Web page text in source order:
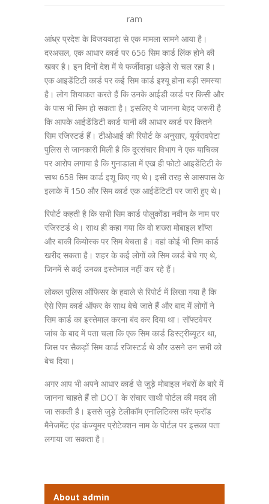
ram
आंध्र प्रदेश के विजयवाड़ा से एक मामला सामने आया है।
दरअसल, एक आधार कार्ड पर 656 सिम कार्ड लिंक होने की
खबर है। इन दिनों देश में ये फर्जीवाड़ा धड़ेले से चल रहा है।
एक आइडेंटिटी कार्ड पर कई सिम कार्ड इश्यू होना बड़ी समस्या
है। लोग शियाकत करते हैं कि उनके आईडी कार्ड पर किसी और
के पास भी सिम हो सकता है। इसलिए ये जानना बेहद जरूरी है
कि आपके आईडेंडिटी कार्ड यानी की आधार कार्ड पर कितने
सिम रजिस्टर्ड हैं। टीओआई की रिपोर्ट के अनुसार, यूर्यरावपेटा
पुलिस से जानकारी मिली है कि दूरसंचार विभाग ने एक याचिका
पर आरोप लगाया है कि गुनाडाला में एख ही फोटो आइडेंटिटी के
साथ 658 सिम कार्ड इशू किए गए थे। इसी तरह से आसपास के
इलाके में 150 और सिम कार्ड एक आईडेंटिटी पर जारी हुए थे।
रिपोर्ट कहती है कि सभी सिम कार्ड पोलुकोंडा नवीन के नाम पर
रजिस्टर्ड थे। साथ ही कहा गया कि वो शख्स मोबाइल शॉप्स
और बाकी कियोस्क पर सिम बेचता है। वहां कोई भी सिम कार्ड
खरीद सकता है। शहर के कई लोगों को सिम कार्ड बेचे गए थे,
जिनमें से कई उनका इस्तेमाल नहीं कर रहे हैं।
लोकल पुलिस ऑफिसर के हवाले से रिपोर्ट में लिखा गया है कि
ऐसे सिम कार्ड ऑफर के साथ बेचे जाते हैं और बाद में लोगों ने
सिम कार्ड का इस्तेमाल करना बंद कर दिया था। सॉफ्टवेयर
जांच के बाद में पता चला कि एक सिम कार्ड डिस्ट्रीब्यूटर था,
जिस पर सैकड़ों सिम कार्ड रजिस्टर्ड थे और उसने उन सभी को
बेच दिया।
अगर आप भी अपने आधार कार्ड से जुड़े मोबाइल नंबरों के बारे में
जानना चाहते हैं तो DOT के संचार साथी पोर्टल की मदद ली
जा सकती है। इससे जुड़े टेलीकॉम एनालिटिक्स फॉर फ्रॉड
मैनेजमेंट एंड कंज्यूमर प्रोटेक्शन नाम के पोर्टल पर इसका पता
लगाया जा सकता है।
About admin